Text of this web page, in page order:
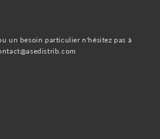
un besoin particulier n'hésitez pas à